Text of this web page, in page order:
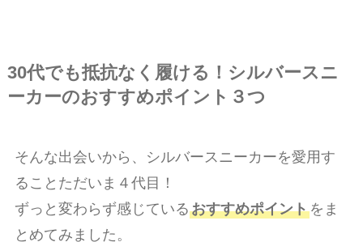
30代でも抵抗なく履ける！シルバースニ
ーカーのおすすめポイント３つ
そんな出会いから、シルバースニーカーを愛用す
ることただいま４代目！
ずっと変わらず感じているおすすめポイントをま
とめてみました。